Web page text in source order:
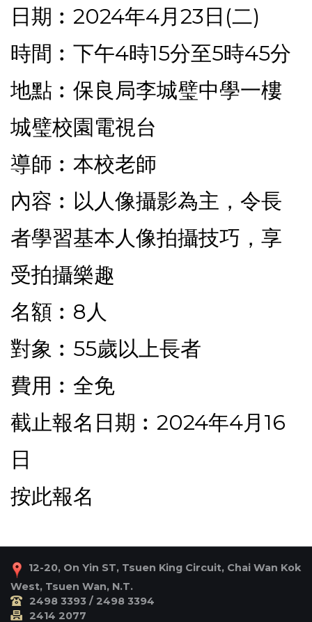
日期︰2024年4月23日(二)
時間︰下午4時15分至5時45分
地點︰保良局李城璧中學一樓
城璧校園電視台
導師︰本校老師
內容︰以人像攝影為主，令長
者學習基本人像拍攝技巧，享
受拍攝樂趣
名額︰8人
對象︰55歲以上長者
費用︰全免
截止報名日期︰2024年4月16
日
按此報名
12-20, On Yin ST, Tsuen King Circuit, Chai Wan Kok
West, Tsuen Wan, N.T.
2498 3393 / 2498 3394
2414 2077